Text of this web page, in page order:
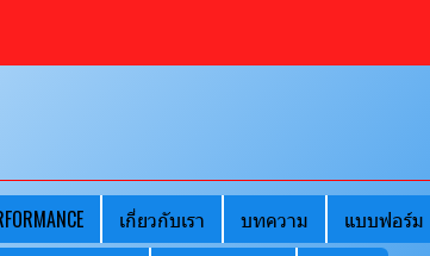
เกี่ยวกับเรา บทความ แบบฟอร์ม